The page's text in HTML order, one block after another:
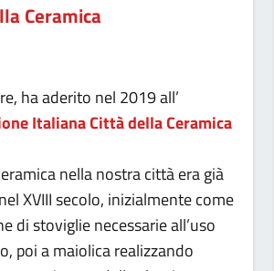
Ceramica
ha aderito nel 2019 all’
Italiana Città della Ceramica
nella nostra città era già
XVIII secolo, inizialmente come
di stoviglie necessarie all’uso
poi a maiolica realizzando